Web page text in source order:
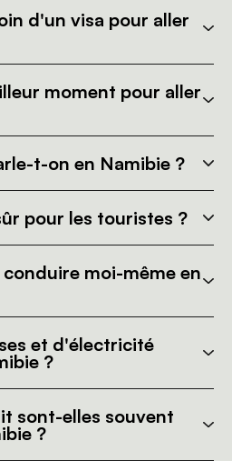
d'un visa pour aller
moment pour aller
t-on en Namibie ?
pour les touristes ?
moi-même en
et d'électricité
?
sont-elles souvent
?